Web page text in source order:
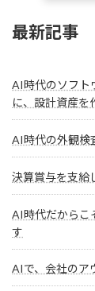
最新記事
AI時代のソフト
に、設計資産を
AI時代の外観検
決算賞与を支給
AI時代だからこ
す
AIで、会社のア